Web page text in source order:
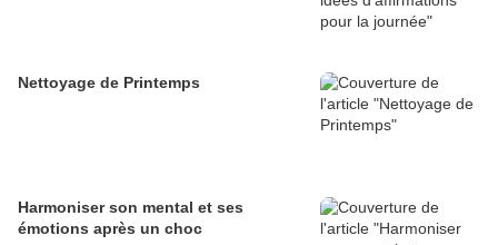
Nettoyage de Printemps
Harmoniser son mental et ses
émotions après un choc